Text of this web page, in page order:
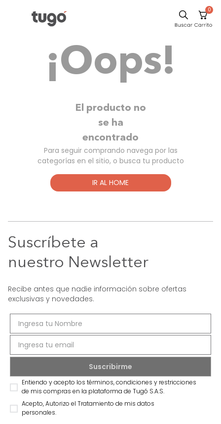
0
¡Oops!
El producto no
se ha
encontrado
Para seguir comprando navega por las
categorías en el sitio, o busca tu producto
IR AL HOME
Suscríbete a
nuestro Newsletter
Recibe antes que nadie información sobre ofertas
exclusivas y novedades.
Entiendo y acepto los términos, condiciones y restricciones
de mis compras en la plataforma de Tugó S.A.S.
Acepto, Autorizo el Tratamiento de mis datos
personales.
Comedor
Cama
Mesa Centro
Mesa Noche